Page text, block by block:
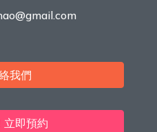
我們
立即預約